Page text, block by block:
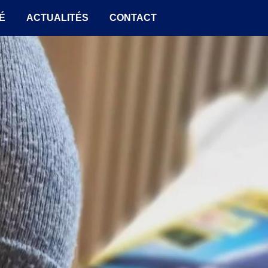
ACTUALITÉS CONTACT